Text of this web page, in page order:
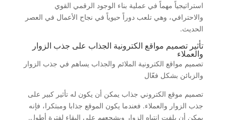
استراتيجياً مهماً في عملية بناء الوجود الرقمي القوي
والاحترافي، وهي تلعب دوراً حيوياً في نجاح الأعمال في العصر
الحديث.
تأثير تصميم مواقع الكترونية الجذاب على جذب الزوار
والعملاء
تصميم مواقع الكترونية الملائم والجذاب يساهم في جذب الزوار
والزبائن بشكل فعّال
تصميم موقع الكتروني جذاب يمكن أن يكون له تأثير كبير على
جذب الزوار والعملاء. فعندما يكون الموقع جذابا ومبتكرا، فإنه
يمكن أن يلفت انتباه الزوار ويشجعهم على البقاء لفترة أطول.